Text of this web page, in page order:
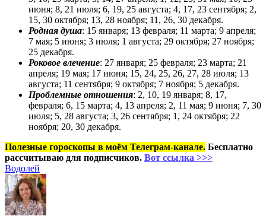
июня; 8, 21 июля; 6, 19, 25 августа; 4, 17, 23 сентября; 2,
15, 30 октября; 13, 28 ноября; 11, 26, 30 декабря.
Родная душа: 15 января; 13 февраля; 11 марта; 9 апреля;
7 мая; 5 июня; 3 июля; 1 августа; 29 октября; 27 ноября;
25 декабря.
Роковое влечение: 27 января; 25 февраля; 23 марта; 21
апреля; 19 мая; 17 июня; 15, 24, 25, 26, 27, 28 июля; 13
августа; 11 сентября; 9 октября; 7 ноября; 5 декабря.
Проблемные отношения: 2, 10, 19 января; 8, 17,
февраля; 6, 15 марта; 4, 13 апреля; 2, 11 мая; 9 июня; 7, 30
июля; 5, 28 августа; 3, 26 сентября; 1, 24 октября; 22
ноября; 20, 30 декабря.
Полезные гороскопы в моём Телеграм-канале. Бесплатно
рассчитываю для подписчиков. Вот ссылка >>>
Водолей